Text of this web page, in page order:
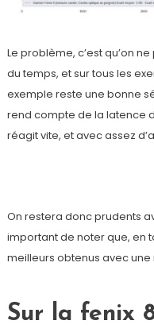
Le problème, c’est qu’on
du temps, et sur tous les
exemple reste une bonne
rend compte de la latence
réagit vite, et avec assez
On restera donc prudents
important de noter que, en
meilleurs obtenus avec une
Sur la fenix